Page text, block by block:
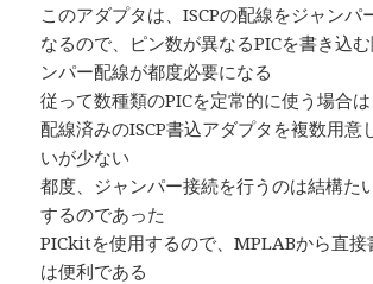
このアダプタは、ISCPの配線をジャンパ
なるので、ピン数が異なるPICを書き込
ンパー配線が都度必要になる
従って数種類のPICを定常的に使う場合
配線済みのISCP書込アダプタを複数用意
いが少ない
都度、ジャンパー接続を行うのは結構た
するのであった
PICkitを使用するので、MPLABから直接
は便利である